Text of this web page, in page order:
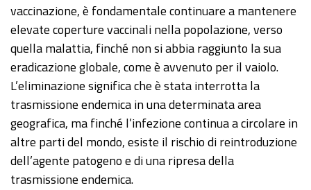
vaccinazione, è fondamentale continuare a mantenere
elevate coperture vaccinali nella popolazione, verso
quella malattia, finché non si abbia raggiunto la sua
eradicazione globale, come è avvenuto per il vaiolo.
L’eliminazione significa che è stata interrotta la
trasmissione endemica in una determinata area
geografica, ma finché l’infezione continua a circolare in
altre parti del mondo, esiste il rischio di reintroduzione
dell’agente patogeno e di una ripresa della
trasmissione endemica.